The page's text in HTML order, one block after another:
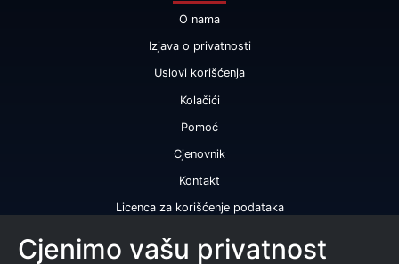
O nama
Izjava o privatnosti
Uslovi korišćenja
Kolačići
Pomoć
Cjenovnik
Kontakt
Licenca za korišćenje podataka
Naše usluge
Cjenimo vašu privatnost